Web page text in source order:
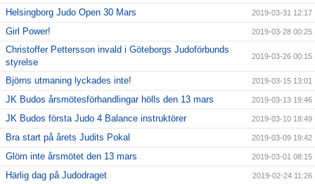
Helsingborg Judo Open 30 Mars 2019-03-31 12:17
Girl Power! 2019-03-28 00:25
Christoffer Pettersson invald i Göteborgs Judoförbunds
styrelse
2019-03-26 00:15
Björns utmaning lyckades inte! 2019-03-15 13:01
JK Budos årsmötesförhandlingar hölls den 13 mars 2019-03-13 19:46
JK Budos första Judo 4 Balance instruktörer 2019-03-10 18:49
Bra start på årets Judits Pokal 2019-03-09 19:42
Glöm inte årsmötet den 13 mars 2019-03-01 08:15
Härlig dag på Judodraget 2019-02-24 11:26